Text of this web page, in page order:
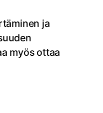
ja
myös ottaa